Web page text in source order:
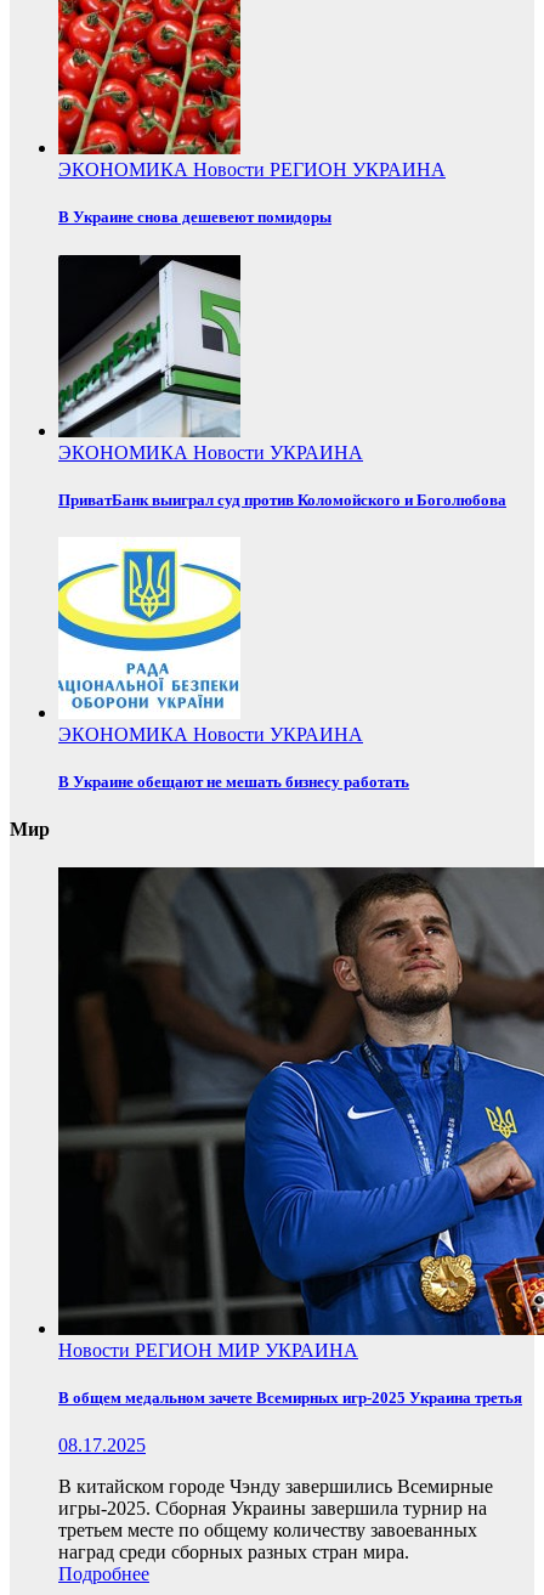
ЭКОНОМИКА Новости РЕГИОН УКРАИНА
В Украине снова дешевеют помидоры
ЭКОНОМИКА Новости УКРАИНА
ПриватБанк выиграл суд против Коломойского и Боголюбова
ЭКОНОМИКА Новости УКРАИНА
В Украине обещают не мешать бизнесу работать
Мир
Новости РЕГИОН МИР УКРАИНА
В общем медальном зачете Всемирных игр-2025 Украина третья
08.17.2025
В китайском городе Чэнду завершились Всемирные
игры-2025. Сборная Украины завершила турнир на
третьем месте по общему количеству завоеванных
наград среди сборных разных стран мира.
Подробнее